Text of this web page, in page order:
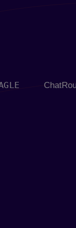
ChatRoulette